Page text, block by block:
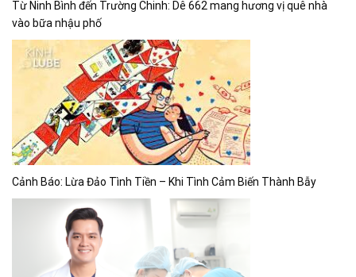
Từ Ninh Bình đến Trường Chinh: Dê 662 mang hương vị quê nhà
vào bữa nhậu phố
Cảnh Báo: Lừa Đảo Tình Tiền – Khi Tình Cảm Biến Thành Bẫy